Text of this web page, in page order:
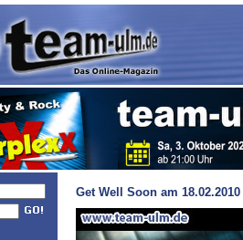
Get Well Soon am